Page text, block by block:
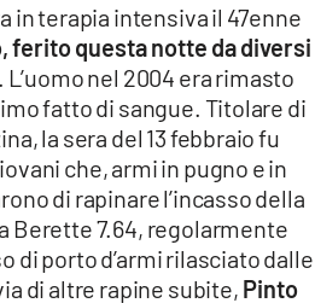
in terapia intensiva il 47enne
ferito questa notte da diversi
. L’uomo nel 2004 era rimasto
fatto di sangue. Titolare di
la sera del 13 febbraio fu
che, armi in pugno e in
di rapinare l’incasso della
Berette 7.64, regolarmente
di porto d’armi rilasciato dalle
di altre rapine subite, Pinto